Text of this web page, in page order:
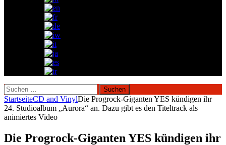
Suchen
nach:
StartseiteCD and VinylDie Progrock-Giganten YES kündigen ihr
24. Studioalbum „Aurora“ an. Dazu gibt es den Titeltrack als
animiertes Video
Die Progrock-Giganten YES kündigen ihr